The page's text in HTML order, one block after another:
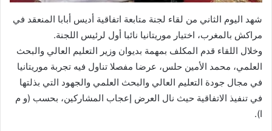
شهد اليوم الثاني من لقاء لجنة متابعة اتفاقية أديس أبابا المنعقد في
مراكش بالمغرب، اختيار موريتانيا نائبا أول لرئيس اللجنة.
وخلال اللقاء قدم المكلف بمهمة بديوان وزير التعليم العالي والبحث
العلمي، محمد الأمين حلس، عرضا مفصلا تناول فيه تجربة موريتانيا
في مجال جودة التعليم العالي والبحث العلمي والجهود التي بذلتها
في تنفيذ الاتفاقية حيث نال العرض إعجاب المشاركين، بحسب (و م
ا).